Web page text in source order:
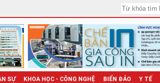
SỰ KHOA HỌC - CÔNG NGHỆ BIỂN ĐẢO Y TẾ